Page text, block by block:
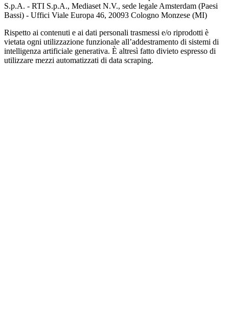
S.p.A. - RTI S.p.A., Mediaset N.V., sede legale Amsterdam (Paesi
Bassi) - Uffici Viale Europa 46, 20093 Cologno Monzese (MI)
Rispetto ai contenuti e ai dati personali trasmessi e/o riprodotti è
vietata ogni utilizzazione funzionale all’addestramento di sistemi di
intelligenza artificiale generativa. È altresì fatto divieto espresso di
utilizzare mezzi automatizzati di data scraping.